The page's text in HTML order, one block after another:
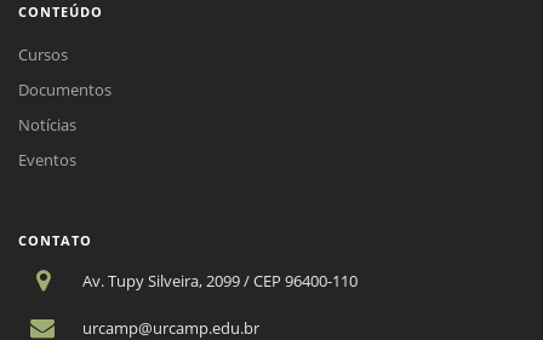
CONTEÚDO
Cursos
Documentos
Notícias
Eventos
CONTATO
Av. Tupy Silveira, 2099 / CEP 96400-110
urcamp@urcamp.edu.br